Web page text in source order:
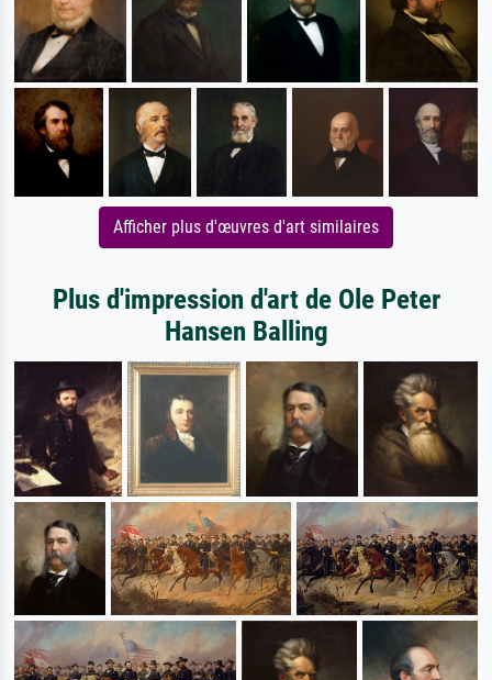
Afficher plus d'œuvres d'art similaires
Plus d'impression d'art de Ole Peter
Hansen Balling